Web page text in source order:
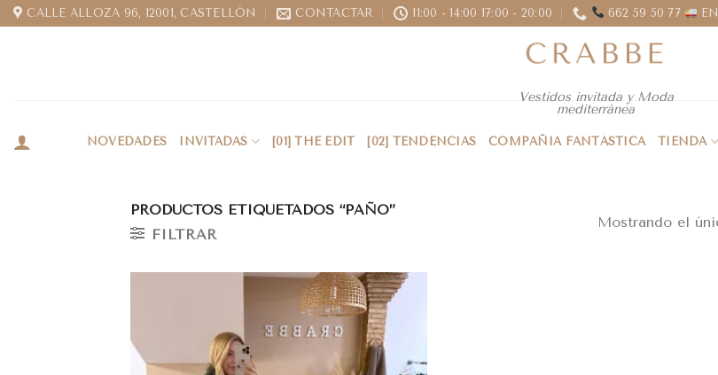
CALLE ALLOZA 96, 12001, CASTELLÓN CONTACTAR 11:00 - 14:00 17:00 - 20:00 662 59 50 77
Vestidos invitada y Moda
mediterránea
NOVEDADES INVITADAS [01] THE EDIT [02] TENDENCIAS COMPAÑIA FANTÁSTICA TIENDA
PRODUCTOS ETIQUETADOS “PAÑO”
FILTRAR
Mostrando el